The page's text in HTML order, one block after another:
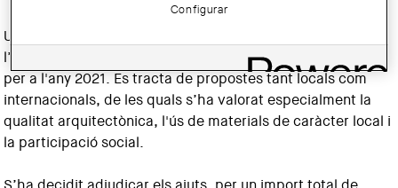
Un total de set projectes vinculats a l’arquitectura i
l’urbanisme han rebut els Ajuts a la Cooperació del COAC
per a l'any 2021. Es tracta de propostes tant locals com
internacionals, de les quals s’ha valorat especialment la
qualitat arquitectònica, l'ús de materials de caràcter local i
la participació social.
Configurar